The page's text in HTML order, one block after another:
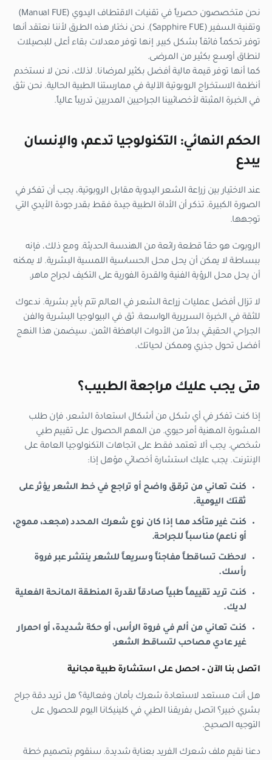
نحن متخصصون حصرياً في تقنيات الاقتطاف اليدوي (Manual FUE)
وتقنية السفير (Sapphire FUE). نحن نختار هذه الطرق لأننا نعتقد أنها
توفر تحكماً فائقاً بشكل كبير. إنها توفر معدلات بقاء أعلى للبصيلات
لنطاق أوسع بكثير من المرضى.
كما أنها توفر قيمة مالية أفضل بكثير لمرضانا. لذلك، نحن لا نستخدم
أنظمة الاستخراج الروبوتية الآلية في ممارستنا الطبية الحالية. نحن نثق
في الخبرة المثبتة لأخصائيينا الجراحيين المدربين تدريباً عالياً.
الحكم النهائي: التكنولوجيا تدعم، والإنسان
يبدع
عند الاختيار بين زراعة الشعر اليدوية مقابل الروبوتية، يجب أن تفكر في
الصورة الكبيرة. تذكر أن الأداة الطبية جيدة فقط بقدر جودة الأيدي التي
توجهها.
الروبوت هو حقاً قطعة رائعة من الهندسة الحديثة. ومع ذلك، فإنه
ببساطة لا يمكن أن يحل محل الحساسية اللمسية البشرية. لا يمكنه
أن يحل محل الرؤية الفنية والقدرة الفورية على التكيف لجراح ماهر.
لا تزال أفضل عمليات زراعة الشعر في العالم تتم بأيدٍ بشرية. ندعوك
للثقة في الخبرة السريرية الواسعة. ثق في البيولوجيا البشرية والفن
الجراحي الحقيقي بدلاً من الأدوات الباهظة الثمن. سيضمن هذا النهج
أفضل تحول جذري وممكن لحياتك.
متى يجب عليك مراجعة الطبيب؟
إذا كنت تفكر في أي شكل من أشكال استعادة الشعر، فإن طلب
المشورة المهنية أمر حيوي. من المهم الحصول على تقييم طبي
شخصي. يجب ألا تعتمد فقط على اتجاهات التكنولوجيا العامة على
الإنترنت. يجب عليك استشارة أخصائي مؤهل إذا:
كنت تعاني من ترقق واضح أو تراجع في خط الشعر يؤثر على
ثقتك اليومية.
كنت غير متأكد مما إذا كان نوع شعرك المحدد (مجعد، مموج،
أو ناعم) مناسباً للجراحة.
لاحظت تساقطاً مفاجئاً وسريعاً للشعر ينتشر عبر فروة
رأسك.
كنت تريد تقييماً طبياً صادقاً لقدرة المنطقة المانحة الفعلية
لديك.
كنت تعاني من ألم في فروة الرأس، أو حكة شديدة، أو احمرار
غير عادي مصاحب لتساقط الشعر.
اتصل بنا الآن – احصل على استشارة طبية مجانية
هل أنت مستعد لاستعادة شعرك بأمان وفعالية؟ هل تريد دقة جراح
بشري خبير؟ اتصل بفريقنا الطبي في كلينيكانا اليوم للحصول على
التوجيه الصحيح.
دعنا نقيم ملف شعرك الفريد بعناية شديدة. سنقوم بتصميم خطة